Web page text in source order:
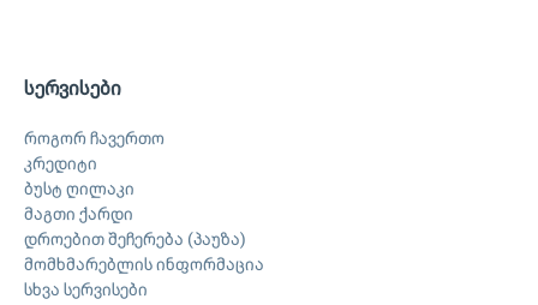
სერვისები
როგორ ჩავერთო
კრედიტი
ბუსტ ღილაკი
მაგთი ქარდი
დროებით შეჩერება (პაუზა)
მომხმარებლის ინფორმაცია
სხვა სერვისები